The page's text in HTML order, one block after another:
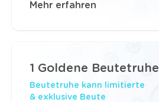
Mehr erfahren
1 Goldene Beutetruhe
Beutetruhe kann limitierte
& exklusive Beute